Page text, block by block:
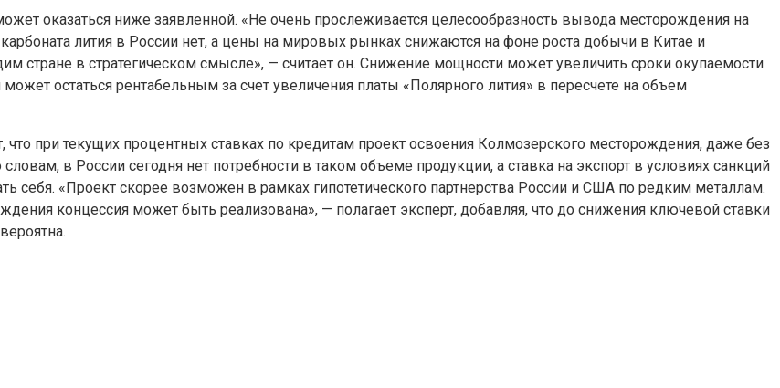
оказаться ниже заявленной. «Не очень прослеживается целесообразность вывода месторождения на
лития в России нет, а цены на мировых рынках снижаются на фоне роста добычи в Китае и
стране в стратегическом смысле», — считает он. Снижение мощности может увеличить сроки окупаемости
остаться рентабельным за счет увеличения платы «Полярного лития» в пересчете на объем
что при текущих процентных ставках по кредитам проект освоения Колмозерского месторождения, даже без
в России сегодня нет потребности в таком объеме продукции, а ставка на экспорт в условиях санкций
себя. «Проект скорее возможен в рамках гипотетического партнерства России и США по редким металлам.
концессия может быть реализована», — полагает эксперт, добавляя, что до снижения ключевой ставки